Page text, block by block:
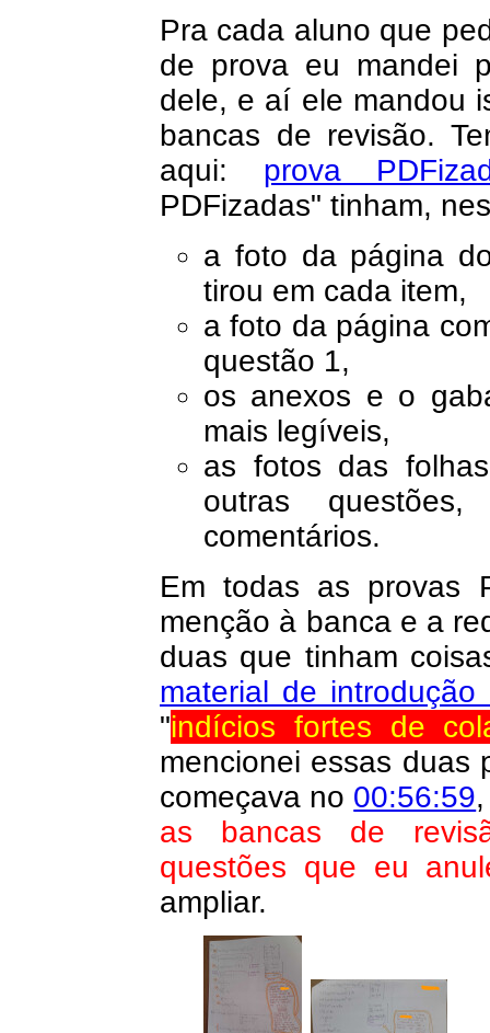
Pra cada aluno que
de prova eu mandei
dele, e aí ele mandou
bancas de revisão.
aqui: prova
PDFizadas" tinham,
a foto da página
tirou em cada item,
a foto da página
questão 1,
os anexos e o
mais legíveis,
as fotos das
outras
comentários.
Em todas as provas
menção à banca e a
duas que tinham
material de introdução
"indícios fortes de
mencionei essas duas
começava no 00:56:59
as bancas de
questões que eu
ampliar.